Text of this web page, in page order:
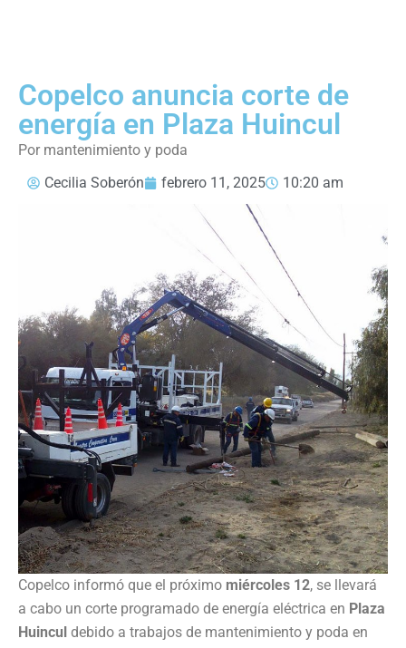
Copelco anuncia corte de
energía en Plaza Huincul
Por mantenimiento y poda
Cecilia Soberón
febrero 11, 2025 10:20 am
Copelco informó que el próximo miércoles 12, se llevará
a cabo un corte programado de energía eléctrica en Plaza
Huincul debido a trabajos de mantenimiento y poda en